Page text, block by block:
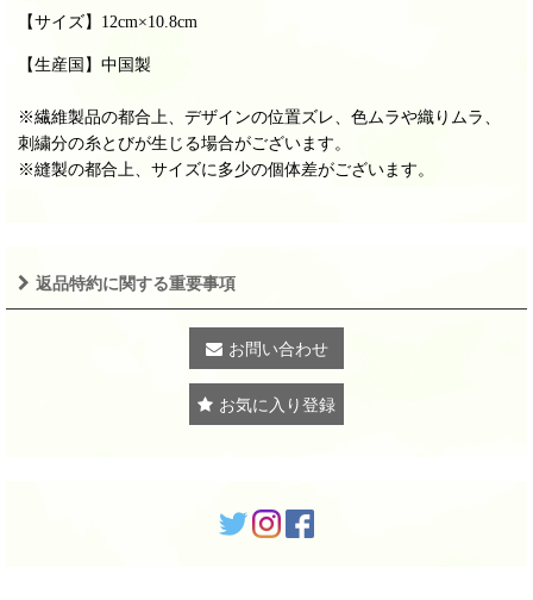
【サイズ】 12cm×10.8cm
【生産国】中国製
※繊維製品の都合上、デザインの位置ズレ、色ムラや織りムラ、
刺繍分の糸とびが生じる場合がございます。
※縫製の都合上、サイズに多少の個体差がございます。
返品特約に関する重要事項
お問い合わせ
お気に入り登録